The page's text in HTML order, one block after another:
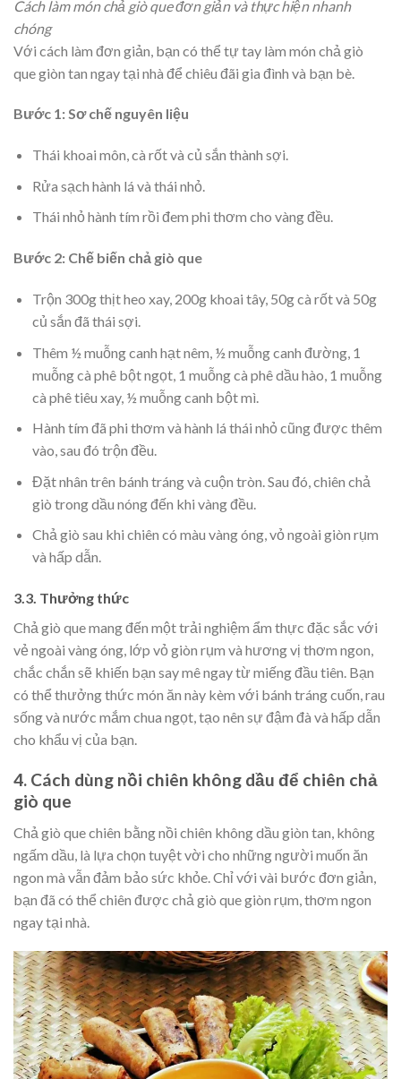
Cách làm món chả giò que đơn giản và thực hiện nhanh
chóng
Với cách làm đơn giản, bạn có thể tự tay làm món chả giò
que giòn tan ngay tại nhà để chiêu đãi gia đình và bạn bè.
Bước 1: Sơ chế nguyên liệu
Thái khoai môn, cà rốt và củ sắn thành sợi.
Rửa sạch hành lá và thái nhỏ.
Thái nhỏ hành tím rồi đem phi thơm cho vàng đều.
Bước 2: Chế biến chả giò que
Trộn 300g thịt heo xay, 200g khoai tây, 50g cà rốt và 50g
củ sắn đã thái sợi.
Thêm ½ muỗng canh hạt nêm, ½ muỗng canh đường, 1
muỗng cà phê bột ngọt, 1 muỗng cà phê dầu hào, 1 muỗng
cà phê tiêu xay, ½ muỗng canh bột mì.
Hành tím đã phi thơm và hành lá thái nhỏ cũng được thêm
vào, sau đó trộn đều.
Đặt nhân trên bánh tráng và cuộn tròn. Sau đó, chiên chả
giò trong dầu nóng đến khi vàng đều.
Chả giò sau khi chiên có màu vàng óng, vỏ ngoài giòn rụm
và hấp dẫn.
3.3. Thưởng thức
Chả giò que mang đến một trải nghiệm ẩm thực đặc sắc với
vẻ ngoài vàng óng, lớp vỏ giòn rụm và hương vị thơm ngon,
chắc chắn sẽ khiến bạn say mê ngay từ miếng đầu tiên. Bạn
có thể thưởng thức món ăn này kèm với bánh tráng cuốn, rau
sống và nước mắm chua ngọt, tạo nên sự đậm đà và hấp dẫn
cho khẩu vị của bạn.
4. Cách dùng nồi chiên không dầu để chiên chả
giò que
Chả giò que chiên bằng nồi chiên không dầu giòn tan, không
ngấm dầu, là lựa chọn tuyệt vời cho những người muốn ăn
ngon mà vẫn đảm bảo sức khỏe. Chỉ với vài bước đơn giản,
bạn đã có thể chiên được chả giò que giòn rụm, thơm ngon
ngay tại nhà.